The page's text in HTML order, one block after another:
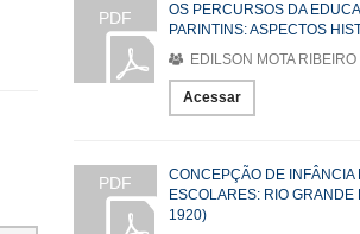
PDF
OS PERCURSOS DA
PARINTINS: ASPECTOS
EDILSON MOTA RIBEIRO
Acessar
PDF
CONCEPÇÃO DE INFÂNCIA
ESCOLARES: RIO
1920)